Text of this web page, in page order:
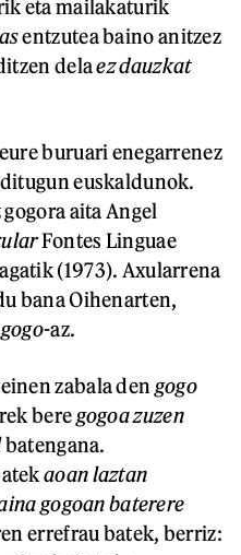
eta mailakaturik
entzutea baino anitzez
delaez dauzkat
buruari enegarrenez
euskaldunok.
aita Angel
Fontes Linguae
(1973). Axularrena
bana Oihenarten,
gogo-az.
zabala den gogo
beregogoa zuzen
batengana.
aoan laztan
gogoan baterere
errefrau batek, berriz: